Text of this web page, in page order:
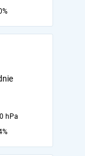
hPa